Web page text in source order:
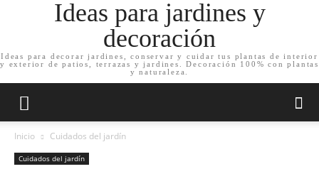
Ideas para jardines y
decoración
Ideas para decorar jardines, conservar y cuidar tus plantas de interior
y exterior de patios, terrazas y jardines. Decoración 100% con plantas
y naturaleza.
Inicio Cuidados del jardín
Cuidados del jardín